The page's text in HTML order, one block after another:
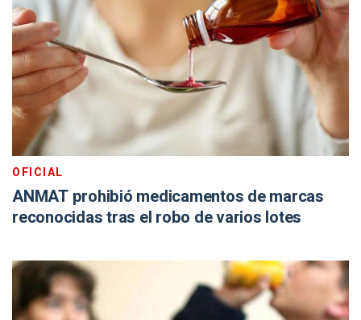
OFICIAL
ANMAT prohibió medicamentos de marcas
reconocidas tras el robo de varios lotes